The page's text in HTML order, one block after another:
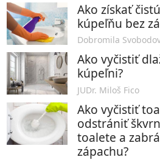
Ako získať
kúpeľňu bez
Dobromila
Ako vyčistiť
kúpeľni?
JUDr. Miloš Fico
Ako vyčistiť
odstrániť
toalete a
zápachu?